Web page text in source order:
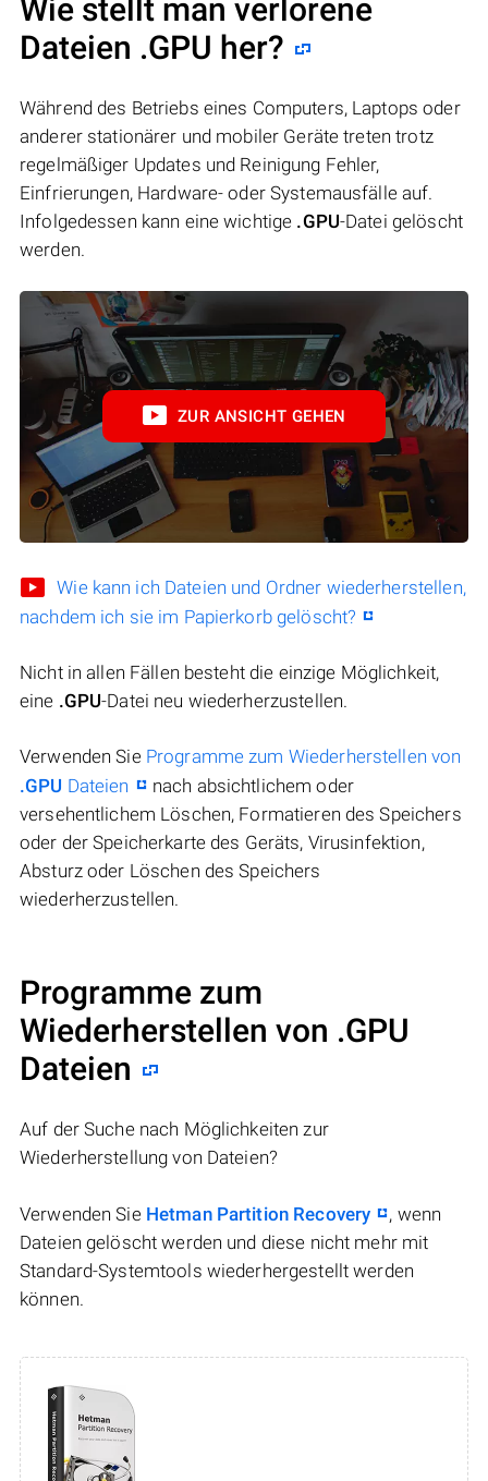
Wie stellt man verlorene
Dateien .GPU her?
Während des Betriebs eines Computers, Laptops oder
anderer stationärer und mobiler Geräte treten trotz
regelmäßiger Updates und Reinigung Fehler,
Einfrierungen, Hardware- oder Systemausfälle auf.
Infolgedessen kann eine wichtige .GPU-Datei gelöscht
werden.
ZUR ANSICHT GEHEN
Wie kann ich Dateien und Ordner wiederherstellen,
nachdem ich sie im Papierkorb gelöscht?
Nicht in allen Fällen besteht die einzige Möglichkeit,
eine .GPU-Datei neu wiederherzustellen.
Verwenden Sie Programme zum Wiederherstellen von
.GPU Dateien
nach absichtlichem oder
versehentlichem Löschen, Formatieren des Speichers
oder der Speicherkarte des Geräts, Virusinfektion,
Absturz oder Löschen des Speichers
wiederherzustellen.
Programme zum
Wiederherstellen von .GPU
Dateien
Auf der Suche nach Möglichkeiten zur
Wiederherstellung von Dateien?
Verwenden Sie Hetman Partition Recovery
, wenn
Dateien gelöscht werden und diese nicht mehr mit
Standard-Systemtools wiederhergestellt werden
können.